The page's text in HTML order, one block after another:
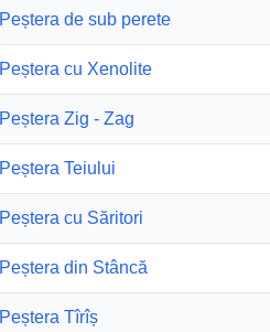
Peștera de sub perete
Peștera cu Xenolite
Peștera Zig - Zag
Peștera Teiului
Peștera cu Săritori
Peștera din Stâncă
Peștera Tîrîș